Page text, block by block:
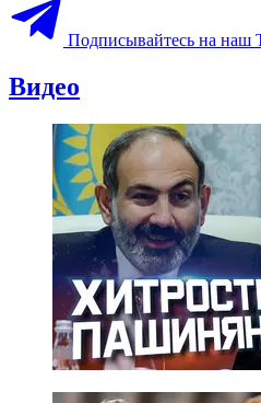
Подписывайтесь на наш
Видео